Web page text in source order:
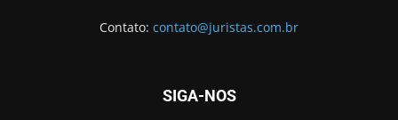
Contato: contato@juristas.com.br
SIGA-NOS